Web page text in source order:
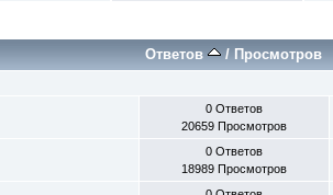
Ответов / Просмотров
0 Ответов
20659 Просмотров
0 Ответов
18989 Просмотров